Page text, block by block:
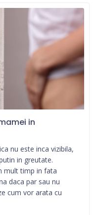
in
nu este inca vizibila,
in greutate.
mult timp in fata
daca par sau nu
cum vor arata cu